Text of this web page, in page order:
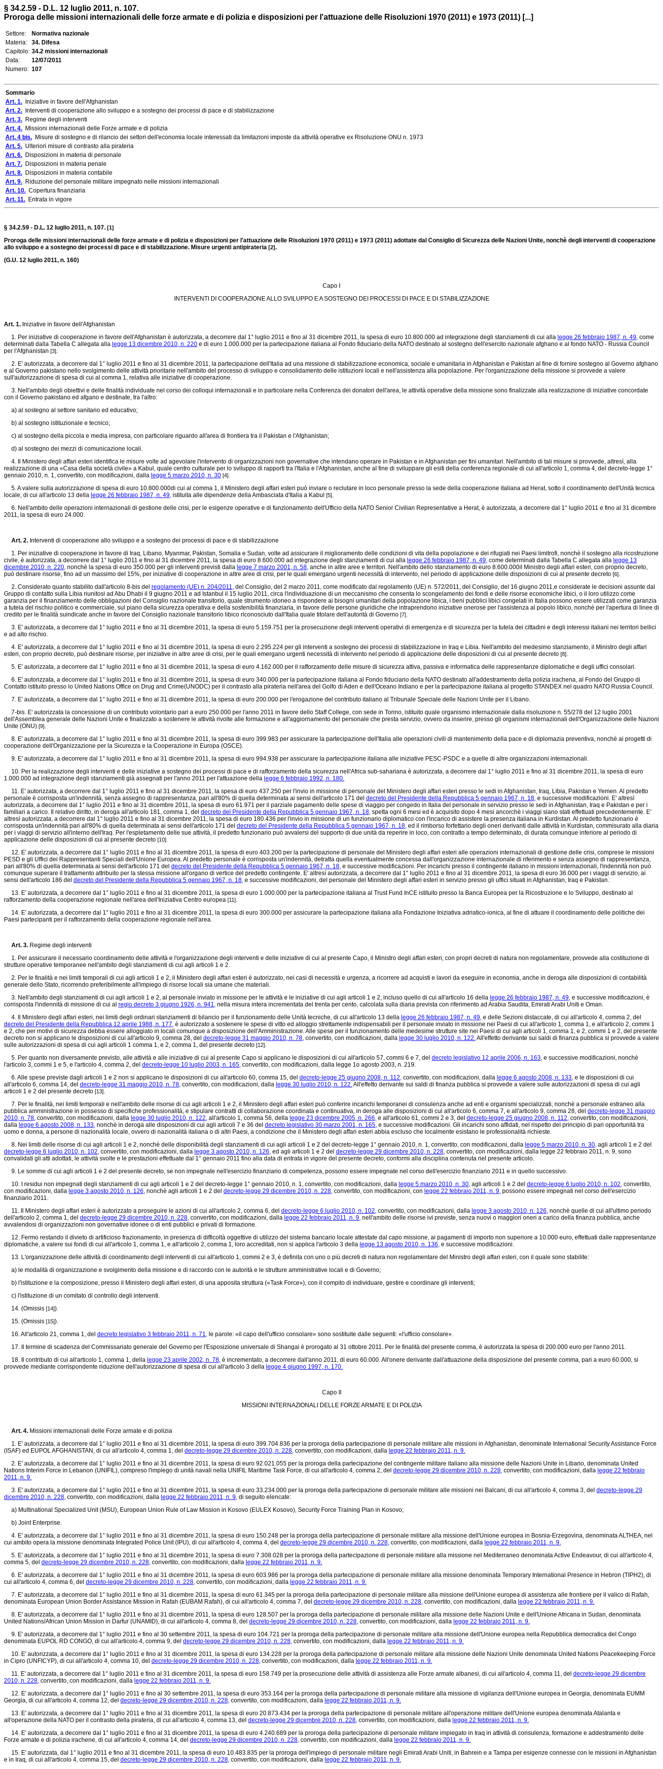
§ 34.2.59 - D.L. 12 luglio 2011, n. 107.
Proroga delle missioni internazionali delle forze armate e di polizia e disposizioni per l'attuazione delle Risoluzioni 1970 (2011) e 1973 (2011) [...]
Settore:
Normativa nazionale
Materia:
34. Difesa
Capitolo: 34.2 missioni internazionali
Data:
12/07/2011
Numero: 107
Sommario
Art. 1. Iniziative in favore dell'Afghanistan
Art. 2. Interventi di cooperazione allo sviluppo e a sostegno dei processi di pace e di stabilizzazione
Art. 3. Regime degli interventi
Art. 4. Missioni internazionali delle Forze armate e di polizia
Art. 4 bis. Misure di sostegno e di rilancio dei settori dell'economia locale interessati da limitazioni imposte da attività operative ex Risoluzione ONU n. 1973
Art. 5. Ulteriori misure di contrasto alla pirateria
Art. 6. Disposizioni in materia di personale
Art. 7. Disposizioni in materia penale
Art. 8. Disposizioni in materia contabile
Art. 9. Riduzione del personale militare impegnato nelle missioni internazionali
Art. 10. Copertura finanziaria
Art. 11. Entrata in vigore
§ 34.2.59 - D.L. 12 luglio 2011, n. 107. [1]
Proroga delle missioni internazionali delle forze armate e di polizia e disposizioni per l'attuazione delle Risoluzioni 1970 (2011) e 1973 (2011) adottate dal Consiglio di Sicurezza delle Nazioni Unite, nonchè degli interventi di cooperazione
allo sviluppo e a sostegno dei processi di pace e di stabilizzazione. Misure urgenti antipirateria [2].
(G.U. 12 luglio 2011, n. 160)
Capo I
INTERVENTI DI COOPERAZIONE ALLO SVILUPPO E A SOSTEGNO DEI PROCESSI DI PACE E DI STABILIZZAZIONE
Art. 1. Iniziative in favore dell'Afghanistan
1. Per iniziative di cooperazione in favore dell'Afghanistan è autorizzata, a decorrere dal 1° luglio 2011 e fino al 31 dicembre 2011, la spesa di euro 10.800.000 ad integrazione degli stanziamenti di cui alla legge 26 febbraio 1987, n. 49, come
determinati dalla Tabella C allegata alla legge 13 dicembre 2010, n. 220 e di euro 1.000.000 per la partecipazione italiana al Fondo fiduciario della NATO destinato al sostegno dell'esercito nazionale afghano e al fondo NATO - Russia Council
per l'Afghanistan [3].
2. E' autorizzata, a decorrere dal 1° luglio 2011 e fino al 31 dicembre 2011, la partecipazione dell'Italia ad una missione di stabilizzazione economica, sociale e umanitaria in Afghanistan e Pakistan al fine di fornire sostegno al Governo afghano
e al Governo pakistano nello svolgimento delle attività prioritarie nell'ambito del processo di sviluppo e consolidamento delle istituzioni locali e nell'assistenza alla popolazione. Per l'organizzazione della missione si provvede a valere
sull'autorizzazione di spesa di cui al comma 1, relativa alle iniziative di cooperazione.
3. Nell'ambito degli obiettivi e delle finalità individuate nel corso dei colloqui internazionali e in particolare nella Conferenza dei donatori dell'area, le attività operative della missione sono finalizzate alla realizzazione di iniziative concordate
con il Governo pakistano ed afgano e destinate, tra l'altro:
a) al sostegno al settore sanitario ed educativo;
b) al sostegno istituzionale e tecnico;
c) al sostegno della piccola e media impresa, con particolare riguardo all'area di frontiera tra il Pakistan e l'Afghanistan;
d) al sostegno dei mezzi di comunicazione locali.
4. Il Ministero degli affari esteri identifica le misure volte ad agevolare l'intervento di organizzazioni non governative che intendano operare in Pakistan e in Afghanistan per fini umanitari. Nell'ambito di tali misure si provvede, altresì, alla
realizzazione di una «Casa della società civile» a Kabul, quale centro culturale per lo sviluppo di rapporti tra l'Italia e l'Afghanistan, anche al fine di sviluppare gli esiti della conferenza regionale di cui all'articolo 1, comma 4, del decreto-legge 1°
gennaio 2010, n. 1, convertito, con modificazioni, dalla legge 5 marzo 2010, n. 30 [4].
5. A valere sulla autorizzazione di spesa di euro 10.800.000di cui al comma 1, il Ministero degli affari esteri può inviare o reclutare in loco personale presso la sede della cooperazione italiana ad Herat, sotto il coordinamento dell'Unità tecnica
locale, di cui all'articolo 13 della legge 26 febbraio 1987, n. 49, istituita alle dipendenze della Ambasciata d'Italia a Kabul [5].
6. Nell'ambito delle operazioni internazionali di gestione delle crisi, per le esigenze operative e di funzionamento dell'Ufficio della NATO Senior Civilian Representative a Herat, è autorizzata, a decorrere dal 1° luglio 2011 e fino al 31 dicembre
2011, la spesa di euro 24.000.
Art. 2. Interventi di cooperazione allo sviluppo e a sostegno dei processi di pace e di stabilizzazione
1. Per iniziative di cooperazione in favore di Iraq, Libano, Myanmar, Pakistan, Somalia e Sudan, volte ad assicurare il miglioramento delle condizioni di vita della popolazione e dei rifugiati nei Paesi limitrofi, nonchè il sostegno alla ricostruzione
civile, è autorizzata, a decorrere dal 1° luglio 2011 e fino al 31 dicembre 2011, la spesa di euro 8.600.000 ad integrazione degli stanziamenti di cui alla legge 26 febbraio 1987, n. 49, come determinati dalla Tabella C allegata alla legge 13
dicembre 2010, n. 220, nonchè la spesa di euro 350.000 per gli interventi previsti dalla legge 7 marzo 2001, n. 58, anche in altre aree e territori. Nell'ambito dello stanziamento di euro 8.600.000il Ministro degli affari esteri, con proprio decreto,
può destinare risorse, fino ad un massimo del 15%, per iniziative di cooperazione in altre aree di crisi, per le quali emergano urgenti necessità di intervento, nel periodo di applicazione delle disposizioni di cui al presente decreto [6].
2. Considerato quanto stabilito dall'articolo 8-bis del regolamento (UE) n. 204/2011, del Consiglio, del 2 marzo 2011, come modificato dal regolamento (UE) n. 572/2011, del Consiglio, del 16 giugno 2011,e considerate le decisioni assunte dal
Gruppo di contatto sulla Libia riunitosi ad Abu Dhabi il 9 giugno 2011 e ad Istanbul il 15 luglio 2011, circa l'individuazione di un meccanismo che consenta lo scongelamento dei fondi e delle risorse economiche libici, o il loro utilizzo come
garanzia per il finanziamento delle obbligazioni del Consiglio nazionale transitorio, quale strumento idoneo a rispondere ai bisogni umanitari della popolazione libica, i beni pubblici libici congelati in Italia possono essere utilizzati come garanzia
a tutela del rischio politico e commerciale, sul piano della sicurezza operativa e della sostenibilità finanziaria, in favore delle persone giuridiche che intraprendono iniziative onerose per l'assistenza al popolo libico, nonchè per l'apertura di linee di
credito per le finalità suindicate anche in favore del Consiglio nazionale transitorio libico riconosciuto dall'Italia quale titolare dell'autorità di Governo [7].
3. E' autorizzata, a decorrere dal 1° luglio 2011 e fino al 31 dicembre 2011, la spesa di euro 5.159.751 per la prosecuzione degli interventi operativi di emergenza e di sicurezza per la tutela dei cittadini e degli interessi italiani nei territori bellici
e ad alto rischio.
4. E' autorizzata, a decorrere dal 1° luglio 2011 e fino al 31 dicembre 2011, la spesa di euro 2.295.224 per gli interventi a sostegno dei processi di stabilizzazione in Iraq e Libia. Nell'ambito del medesimo stanziamento, il Ministro degli affari
esteri, con proprio decreto, può destinare risorse, per iniziative in altre aree di crisi, per le quali emergano urgenti necessità di intervento nel periodo di applicazione delle disposizioni di cui al presente decreto [8].
5. E' autorizzata, a decorrere dal 1° luglio 2011 e fino al 31 dicembre 2011, la spesa di euro 4.162.000 per il rafforzamento delle misure di sicurezza attiva, passiva e informatica delle rappresentanze diplomatiche e degli uffici consolari.
6. E' autorizzata, a decorrere dal 1° luglio 2011 e fino al 31 dicembre 2011, la spesa di euro 340.000 per la partecipazione italiana al Fondo fiduciario della NATO destinato all'addestramento della polizia irachena, al Fondo del Gruppo di
Contatto istituito presso lo United Nations Office on Drug and Crime(UNODC) per il contrasto alla pirateria nell'area del Golfo di Aden e dell'Oceano Indiano e per la partecipazione italiana al progetto STANDEX nel quadro NATO Russia Council.
7. E' autorizzata, a decorrere dal 1° luglio 2011 e fino al 31 dicembre 2011, la spesa di euro 200.000 per l'erogazione del contributo italiano al Tribunale Speciale delle Nazioni Unite per il Libano.
7-bis. E' autorizzata la concessione di un contributo volontario pari a euro 250.000 per l'anno 2011 in favore dello Staff College, con sede in Torino, istituito quale organismo internazionale dalla risoluzione n. 55/278 del 12 luglio 2001
dell'Assemblea generale delle Nazioni Unite e finalizzato a sostenere le attività rivolte alle formazione e all'aggiornamento del personale che presta servizio, ovvero da inserire, presso gli organismi internazionali dell'Organizzazione delle Nazioni
Unite (ONU) [9].
8. E' autorizzata, a decorrere dal 1° luglio 2011 e fino al 31 dicembre 2011, la spesa di euro 399.983 per assicurare la partecipazione dell'Italia alle operazioni civili di mantenimento della pace e di diplomazia preventiva, nonchè ai progetti di
cooperazione dell'Organizzazione per la Sicurezza e la Cooperazione in Europa (OSCE).
9. E' autorizzata, a decorrere dal 1° luglio 2011 e fino al 31 dicembre 2011, la spesa di euro 994.938 per assicurare la partecipazione italiana alle iniziative PESC-PSDC e a quelle di altre organizzazioni internazionali.
10. Per la realizzazione degli interventi e delle iniziative a sostegno dei processi di pace e di rafforzamento della sicurezza nell'Africa sub-sahariana è autorizzata, a decorrere dal 1° luglio 2011 e fino al 31 dicembre 2011, la spesa di euro
1.000.000 ad integrazione degli stanziamenti già assegnati per l'anno 2011 per l'attuazione della legge 6 febbraio 1992, n. 180.
11. E' autorizzata, a decorrere dal 1° luglio 2011 e fino al 31 dicembre 2011, la spesa di euro 437.250 per l'invio in missione di personale del Ministero degli affari esteri presso le sedi in Afghanistan, Iraq, Libia, Pakistan e Yemen. Al predetto
personale è corrisposta un'indennità, senza assegno di rappresentanza, pari all'80% di quella determinata ai sensi dell'articolo 171 del decreto del Presidente della Repubblica 5 gennaio 1967, n. 18, e successive modificazioni. E' altresì
autorizzata, a decorrere dal 1° luglio 2011 e fino al 31 dicembre 2011, la spesa di euro 61.971 per il parziale pagamento delle spese di viaggio per congedo in Italia del personale in servizio presso le sedi in Afghanistan, Iraq e Pakistan e per i
familiari a carico. Il relativo diritto, in deroga all'articolo 181, comma 1, del decreto del Presidente della Repubblica 5 gennaio 1967, n. 18, spetta ogni 6 mesi ed è acquisito dopo 4 mesi ancorchè i viaggi siano stati effettuati precedentemente. E'
altresì autorizzata, a decorrere dal 1° luglio 2011 e fino al 31 dicembre 2011, la spesa di euro 180.436 per l'invio in missione di un funzionario diplomatico con l'incarico di assistere la presenza italiana in Kurdistan. Al predetto funzionario è
corrisposta un'indennità pari all'80% di quella determinata ai sensi dell'articolo 171 del decreto del Presidente della Repubblica 5 gennaio 1967, n. 18, ed il rimborso forfettario degli oneri derivanti dalle attività in Kurdistan, commisurato alla diaria
per i viaggi di servizio all'interno dell'Iraq. Per l'espletamento delle sue attività, il predetto funzionario può avvalersi del supporto di due unità da reperire in loco, con contratto a tempo determinato, di durata comunque inferiore al periodo di
applicazione delle disposizioni di cui al presente decreto [10].
12. E' autorizzata, a decorrere dal 1° luglio 2011 e fino al 31 dicembre 2011, la spesa di euro 403.200 per la partecipazione di personale del Ministero degli affari esteri alle operazioni internazionali di gestione delle crisi, comprese le missioni
PESD e gli Uffici dei Rappresentanti Speciali dell'Unione Europea. Al predetto personale è corrisposta un'indennità, detratta quella eventualmente concessa dall'organizzazione internazionale di riferimento e senza assegno di rappresentanza,
pari all'80% di quella determinata ai sensi dell'articolo 171 del decreto del Presidente della Repubblica 5 gennaio 1967, n. 18, e successive modificazioni. Per incarichi presso il contingente italiano in missioni internazionali, l'indennità non può
comunque superare il trattamento attribuito per la stessa missione all'organo di vertice del predetto contingente. E' altresì autorizzata, a decorrere dal 1° luglio 2011 e fino al 31 dicembre 2011, la spesa di euro 36.000 per i viaggi di servizio, ai
sensi dell'articolo 186 del decreto del Presidente della Repubblica 5 gennaio 1967, n. 18, e successive modificazioni, del personale del Ministero degli affari esteri in servizio presso gli uffici situati in Afghanistan, Iraq e Pakistan.
13. E' autorizzata, a decorrere dal 1° luglio 2011 e fino al 31 dicembre 2011, la spesa di euro 1.000.000 per la partecipazione italiana al Trust Fund InCE istituito presso la Banca Europea per la Ricostruzione e lo Sviluppo, destinato al
rafforzamento della cooperazione regionale nell'area dell'Iniziativa Centro europea [11].
14. E' autorizzata, a decorrere dal 1° luglio 2011 e fino al 31 dicembre 2011, la spesa di euro 300.000 per assicurare la partecipazione italiana alla Fondazione Iniziativa adriatico-ionica, al fine di attuare il coordinamento delle politiche dei
Paesi partecipanti per il rafforzamento della cooperazione regionale nell'area.
Art. 3. Regime degli interventi
1. Per assicurare il necessario coordinamento delle attività e l'organizzazione degli interventi e delle iniziative di cui al presente Capo, il Ministro degli affari esteri, con propri decreti di natura non regolamentare, provvede alla costituzione di
strutture operative temporanee nell'ambito degli stanziamenti di cui agli articoli 1 e 2.
2. Per le finalità e nei limiti temporali di cui agli articoli 1 e 2, il Ministero degli affari esteri è autorizzato, nei casi di necessità e urgenza, a ricorrere ad acquisti e lavori da eseguire in economia, anche in deroga alle disposizioni di contabilità
generale dello Stato, ricorrendo preferibilmente all'impiego di risorse locali sia umane che materiali.
3. Nell'ambito degli stanziamenti di cui agli articoli 1 e 2, al personale inviato in missione per le attività e le iniziative di cui agli articoli 1 e 2, incluso quello di cui all'articolo 16 della legge 26 febbraio 1987, n. 49, e successive modificazioni, è
corrisposta l'indennità di missione di cui al regio decreto 3 giugno 1926, n. 941, nella misura intera incrementata del trenta per cento, calcolata sulla diaria prevista con riferimento ad Arabia Saudita, Emirati Arabi Uniti e Oman.
4. Il Ministero degli affari esteri, nei limiti degli ordinari stanziamenti di bilancio per il funzionamento delle Unità tecniche, di cui all'articolo 13 della legge 26 febbraio 1987, n. 49, e delle Sezioni distaccate, di cui all'articolo 4, comma 2, del
decreto del Presidente della Repubblica 12 aprile 1988, n. 177, è autorizzato a sostenere le spese di vitto ed alloggio strettamente indispensabili per il personale inviato in missione nei Paesi di cui all'articolo 1, comma 1, e all'articolo 2, commi 1
e 2, che per motivi di sicurezza debba essere alloggiato in locali comunque a disposizione dell'Amministrazione. Alle spese per il funzionamento delle medesime strutture site nei Paesi di cui agli articoli 1, comma 1, e 2, commi 1 e 2, del presente
decreto non si applicano le disposizioni di cui all'articolo 9, comma 28, del decreto-legge 31 maggio 2010, n. 78, convertito, con modificazioni, dalla legge 30 luglio 2010, n. 122.All'effetto derivante sui saldi di finanza pubblica si provvede a valere
sulle autorizzazioni di spesa di cui agli articoli 1 comma 1, e 2, comma 1, del presente decreto [12].
5. Per quanto non diversamente previsto, alle attività e alle iniziative di cui al presente Capo si applicano le disposizioni di cui all'articolo 57, commi 6 e 7, del decreto legislativo 12 aprile 2006, n. 163, e successive modificazioni, nonchè
l'articolo 3, commi 1 e 5, e l'articolo 4, comma 2, del decreto-legge 10 luglio 2003, n. 165, convertito, con modificazioni, dalla legge 1o agosto 2003, n. 219.
6. Alle spese previste dagli articoli 1 e 2 non si applicano le disposizioni di cui all'articolo 60, comma 15, del decreto-legge 25 giugno 2008, n. 112, convertito, con modificazioni, dalla legge 6 agosto 2008, n. 133, e le disposizioni di cui
all'articolo 6, comma 14, del decreto-legge 31 maggio 2010, n. 78, convertito, con modificazioni, dalla legge 30 luglio 2010, n. 122.All'effetto derivante sui saldi di finanza pubblica si provvede a valere sulle autorizzazioni di spesa di cui agli
articoli 1 e 2 del presente decreto [13].
7. Per le finalità, nei limiti temporali e nell'ambito delle risorse di cui agli articoli 1 e 2, il Ministero degli affari esteri può conferire incarichi temporanei di consulenza anche ad enti e organismi specializzati, nonchè a personale estraneo alla
pubblica amministrazione in possesso di specifiche professionalità, e stipulare contratti di collaborazione coordinata e continuativa, in deroga alle disposizioni di cui all'articolo 6, comma 7, e all'articolo 9, comma 28, del decreto-legge 31 maggio
2010, n. 78, convertito, con modificazioni, dalla legge 30 luglio 2010, n. 122, all'articolo 1, comma 56, della legge 23 dicembre 2005, n. 266, e all'articolo 61, commi 2 e 3, del decreto-legge 25 giugno 2008, n. 112, convertito, con modificazioni,
dalla legge 6 agosto 2008, n. 133, nonchè in deroga alle disposizioni di cui agli articoli 7 e 36 del decreto legislativo 30 marzo 2001, n. 165, e successive modificazioni. Gli incarichi sono affidati, nel rispetto del principio di pari opportunità tra
uomo e donna, a persone di nazionalità locale, ovvero di nazionalità italiana o di altri Paesi, a condizione che il Ministero degli affari esteri abbia escluso che localmente esistano le professionalità richieste.
8. Nei limiti delle risorse di cui agli articoli 1 e 2, nonchè delle disponibilità degli stanziamenti di cui agli articoli 1 e 2 del decreto-legge 1° gennaio 2010, n. 1, convertito, con modificazioni, dalla legge 5 marzo 2010, n. 30, agli articoli 1 e 2 del
decreto-legge 6 luglio 2010, n. 102, convertito, con modificazioni, dalla legge 3 agosto 2010, n. 126, ed agli articoli 1 e 2 del decreto-legge 29 dicembre 2010, n. 228, convertito, con modificazioni, dalla legge 22 febbraio 2011, n. 9, sono
convalidati gli atti adottati, le attività svolte e le prestazioni effettuate dal 1° gennaio 2011 fino alla data di entrata in vigore del presente decreto, conformi alla disciplina contenuta nel presente articolo.
9. Le somme di cui agli articoli 1 e 2 del presente decreto, se non impegnate nell'esercizio finanziario di competenza, possono essere impegnate nel corso dell'esercizio finanziario 2011 e in quello successivo.
10. I residui non impegnati degli stanziamenti di cui agli articoli 1 e 2 del decreto-legge 1° gennaio 2010, n. 1, convertito, con modificazioni, dalla legge 5 marzo 2010, n. 30, agli articoli 1 e 2 del decreto-legge 6 luglio 2010, n. 102, convertito,
con modificazioni, dalla legge 3 agosto 2010, n. 126, nonchè agli articoli 1 e 2 del decreto-legge 29 dicembre 2010, n. 228, convertito, con modificazioni, con legge 22 febbraio 2011, n. 9, possono essere impegnati nel corso dell'esercizio
finanziario 2011.
11. Il Ministero degli affari esteri è autorizzato a proseguire le azioni di cui all'articolo 2, comma 6, del decreto-legge 6 luglio 2010, n. 102, convertito, con modificazioni, dalla legge 3 agosto 2010, n. 126, nonchè quelle di cui all'ultimo periodo
dell'articolo 2, comma 1, del decreto-legge 29 dicembre 2010, n. 228, convertito, con modificazioni, dalla legge 22 febbraio 2011, n. 9, nell'ambito delle risorse ivi previste, senza nuovi o maggiori oneri a carico della finanza pubblica, anche
avvalendosi di organizzazioni non governative idonee o di enti pubblici e privati di formazione.
12. Fermo restando il divieto di artificioso frazionamento, in presenza di difficoltà oggettive di utilizzo del sistema bancario locale attestate dal capo missione, ai pagamenti di importo non superiore a 10.000 euro, effettuati dalle rappresentanze
diplomatiche, a valere sui fondi di cui all'articolo 1, comma 1, e all'articolo 2, comma 1, loro accreditati, non si applica l'articolo 3 della legge 13 agosto 2010, n. 136, e successive modificazioni.
13. L'organizzazione delle attività di coordinamento degli interventi di cui all'articolo 1, commi 2 e 3, è definita con uno o più decreti di natura non regolamentare del Ministro degli affari esteri, con il quale sono stabilite:
a) le modalità di organizzazione e svolgimento della missione e di raccordo con le autorità e le strutture amministrative locali e di Governo;
b) l'istituzione e la composizione, presso il Ministero degli affari esteri, di una apposita struttura («Task Force»), con il compito di individuare, gestire e coordinare gli interventi;
c) l'istituzione di un comitato di controllo degli interventi.
14. (Omissis [14]).
15. (Omissis [15]).
16. All'articolo 21, comma 1, del decreto legislativo 3 febbraio 2011, n. 71, le parole: «il capo dell'ufficio consolare» sono sostituite dalle seguenti: «l'ufficio consolare».
17. Il termine di scadenza del Commissariato generale del Governo per l'Esposizione universale di Shangai è prorogato al 31 ottobre 2011. Per le finalità del presente comma, è autorizzata la spesa di 200.000 euro per l'anno 2011.
18. Il contributo di cui all'articolo 1, comma 1, della legge 23 aprile 2002, n. 78, è incrementato, a decorrere dall'anno 2011, di euro 60.000. All'onere derivante dall'attuazione della disposizione del presente comma, pari a euro 60.000, si
provvede mediante corrispondente riduzione dell'autorizzazione di spesa di cui all'articolo 3 della legge 4 giugno 1997, n. 170.
Capo II
MISSIONI INTERNAZIONALI DELLE FORZE ARMATE E DI POLIZIA
Art. 4. Missioni internazionali delle Forze armate e di polizia
1. E' autorizzata, a decorrere dal 1° luglio 2011 e fino al 31 dicembre 2011, la spesa di euro 399.704.836 per la proroga della partecipazione di personale militare alle missioni in Afghanistan, denominate International Security Assistance Force
(ISAF) ed EUPOL AFGHANISTAN, di cui all'articolo 4, comma 1, del decreto-legge 29 dicembre 2010, n. 228, convertito, con modificazioni, dalla legge 22 febbraio 2011, n. 9.
2. E' autorizzata, a decorrere dal 1° luglio 2011 e fino al 31 dicembre 2011, la spesa di euro 92.021.055 per la proroga della partecipazione del contingente militare italiano alla missione delle Nazioni Unite in Libano, denominata United
Nations Interim Force in Lebanon (UNIFIL), compreso l'impiego di unità navali nella UNIFIL Maritime Task Force, di cui all'articolo 4, comma 2, del decreto-legge 29 dicembre 2010, n. 228, convertito, con modificazioni, dalla legge 22 febbraio
2011, n. 9.
3. E' autorizzata, a decorrere dal 1° luglio 2011 e fino al 31 dicembre 2011, la spesa di euro 33.234.000 per la proroga della partecipazione di personale militare alle missioni nei Balcani, di cui all'articolo 4, comma 3, del decreto-legge 29
dicembre 2010, n. 228, convertito, con modificazioni, dalla legge 22 febbraio 2011, n. 9, di seguito elencate:
a) Multinational Specialized Unit (MSU), European Union Rule of Law Mission in Kosovo (EULEX Kosovo), Security Force Training Plan in Kosovo;
b) Joint Enterprise.
4. E' autorizzata, a decorrere dal 1° luglio 2011 e fino al 31 dicembre 2011, la spesa di euro 150.248 per la proroga della partecipazione di personale militare alla missione dell'Unione europea in Bosnia-Erzegovina, denominata ALTHEA, nel
cui ambito opera la missione denominata Integrated Police Unit (IPU), di cui all'articolo 4, comma 4, del decreto-legge 29 dicembre 2010, n. 228, convertito, con modificazioni, dalla legge 22 febbraio 2011, n. 9.
5. E' autorizzata, a decorrere dal 1° luglio 2011 e fino al 31 dicembre 2011, la spesa di euro 7.308.028 per la proroga della partecipazione di personale militare alla missione nel Mediterraneo denominata Active Endeavour, di cui all'articolo 4,
comma 5, del decreto-legge 29 dicembre 2010, n. 228, convertito, con modificazioni, dalla legge 22 febbraio 2011, n. 9.
6. E' autorizzata, a decorrere dal 1° luglio 2011 e fino al 31 dicembre 2011, la spesa di euro 603.986 per la proroga della partecipazione di personale militare alla missione denominata Temporary International Presence in Hebron (TIPH2), di
cui all'articolo 4, comma 6, del decreto-legge 29 dicembre 2010, n. 228, convertito, con modificazioni, dalla legge 22 febbraio 2011, n. 9.
7. E' autorizzata, a decorrere dal 1° luglio 2011 e fino al 31 dicembre 2011, la spesa di euro 61.345 per la proroga della partecipazione di personale militare alla missione dell'Unione europea di assistenza alle frontiere per il valico di Rafah,
denominata European Union Border Assistance Mission in Rafah (EUBAM Rafah), di cui all'articolo 4, comma 7, del decreto-legge 29 dicembre 2010, n. 228, convertito, con modificazioni, dalla legge 22 febbraio 2011, n. 9.
8. E' autorizzata, a decorrere dal 1° luglio 2011 e fino al 31 dicembre 2011, la spesa di euro 128.507 per la proroga della partecipazione di personale militare alla missione delle Nazioni Unite e dell'Unione Africana in Sudan, denominata
United Nations/African Union Mission in Darfur (UNAMID), di cui all'articolo 4, comma 8, del decreto-legge 29 dicembre 2010, n. 228, convertito, con modificazioni, dalla legge 22 febbraio 2011, n. 9.
9. E' autorizzata, a decorrere dal 1° luglio 2011 e fino al 30 settembre 2011, la spesa di euro 104.721 per la proroga della partecipazione di personale militare alla missione dell'Unione europea nella Repubblica democratica del Congo
denominata EUPOL RD CONGO, di cui all'articolo 4, comma 9, del decreto-legge 29 dicembre 2010, n. 228, convertito, con modificazioni, dalla legge 22 febbraio 2011, n. 9.
10. E' autorizzata, a decorrere dal 1° luglio 2011 e fino al 31 dicembre 2011, la spesa di euro 134.228 per la proroga della partecipazione di personale militare alla missione delle Nazioni Unite denominata United Nations Peacekeeping Force
in Cipro (UNFICYP), di cui all'articolo 4, comma 10, del decreto-legge 29 dicembre 2010, n. 228, convertito, con modificazioni, dalla legge 22 febbraio 2011, n. 9.
11. E' autorizzata, a decorrere dal 1° luglio 2011 e fino al 31 dicembre 2011, la spesa di euro 158.749 per la prosecuzione delle attività di assistenza alle Forze armate albanesi, di cui all'articolo 4, comma 11, del decreto-legge 29 dicembre
2010, n. 228, convertito, con modificazioni, dalla legge 22 febbraio 2011, n. 9.
12. E' autorizzata, a decorrere dal 1° luglio 2011 e fino al 30 settembre 2011, la spesa di euro 353.164 per la proroga della partecipazione di personale militare alla missione di vigilanza dell'Unione europea in Georgia, denominata EUMM
Georgia, di cui all'articolo 4, comma 12, del decreto-legge 29 dicembre 2010, n. 228, convertito, con modificazioni, dalla legge 22 febbraio 2011, n. 9.
13. E' autorizzata, a decorrere dal 1° luglio 2011 e fino al 31 dicembre 2011, la spesa di euro 20.873.434 per la proroga della partecipazione di personale militare all'operazione militare dell'Unione europea denominata Atalanta e
all'operazione della NATO per il contrasto della pirateria, di cui all'articolo 4, comma 13, del decreto-legge 29 dicembre 2010, n. 228, convertito, con modificazioni, dalla legge 22 febbraio 2011, n. 9.
14. E' autorizzata, a decorrere dal 1° luglio 2011 e fino al 31 dicembre 2011, la spesa di euro 4.240.689 per la proroga della partecipazione di personale militare impiegato in Iraq in attività di consulenza, formazione e addestramento delle
Forze armate e di polizia irachene, di cui all'articolo 4, comma 14, del decreto-legge 29 dicembre 2010, n. 228, convertito, con modificazioni, dalla legge 22 febbraio 2011, n. 9.
15. E' autorizzata, dal 1° luglio 2011 e fino al 31 dicembre 2011, la spesa di euro 10.483.835 per la proroga dell'impiego di personale militare negli Emirati Arabi Uniti, in Bahrein e a Tampa per esigenze connesse con le missioni in Afghanistan
e in Iraq, di cui all'articolo 4, comma 15, del decreto-legge 29 dicembre 2010, n. 228, convertito, con modificazioni, dalla legge 22 febbraio 2011, n. 9.